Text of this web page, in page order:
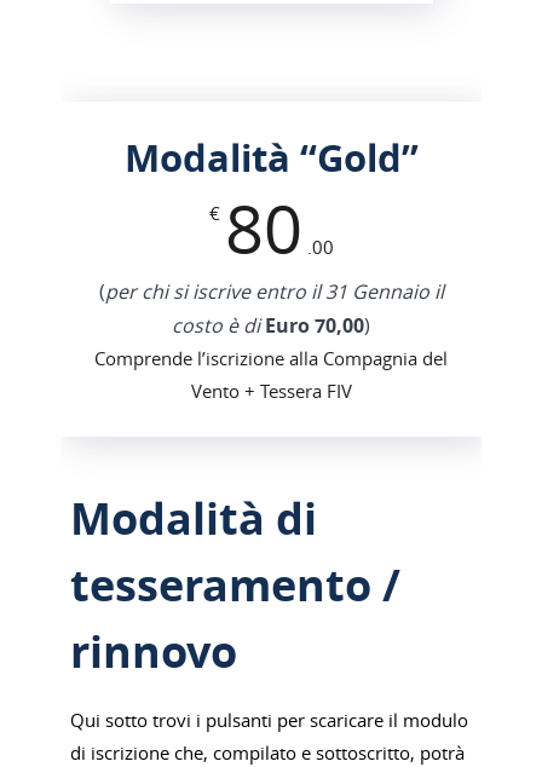
Modalità “Gold”
€ 80 .00
(per chi si iscrive entro il 31 Gennaio il
costo è di Euro 70,00)
Comprende l’iscrizione alla Compagnia del
Vento + Tessera FIV
Modalità di
tesseramento /
rinnovo
Qui sotto trovi i pulsanti per scaricare il modulo
di iscrizione che, compilato e sottoscritto, potrà